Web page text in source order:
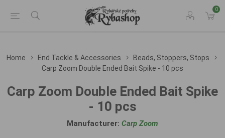
0
Home End Tackle & Accessories
Beads, Stoppers, Stops
Carp Zoom Double Ended Bait Spike - 10 pcs
Carp Zoom Double Ended Bait Spike
- 10 pcs
Manufacturer: Carp Zoom